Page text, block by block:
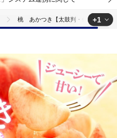
桃 あかつき【太鼓判・優糖生】約
+1